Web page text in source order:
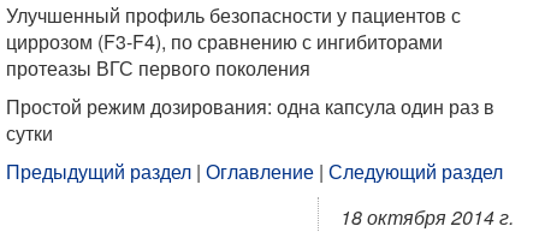
Улучшенный профиль безопасности у пациентов с
циррозом (F3-F4), по сравнению с ингибиторами
протеазы ВГС первого поколения
Простой режим дозирования: одна капсула один раз в
сутки
Предыдущий раздел | Оглавление | Следующий раздел
18 октября 2014 г.